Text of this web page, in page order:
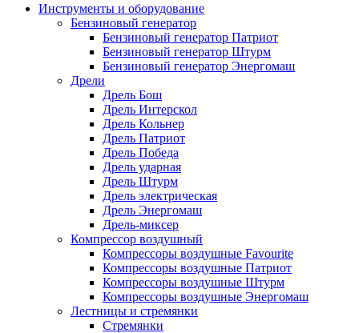
Инструменты и оборудование
Бензиновый генератор
Бензиновый генератор Патриот
Бензиновый генератор Штурм
Бензиновый генератор Энергомаш
Дрели
Дрель Бош
Дрель Интерскол
Дрель Кольнер
Дрель Патриот
Дрель Победа
Дрель ударная
Дрель Штурм
Дрель электрическая
Дрель Энергомаш
Дрель-миксер
Компрессор воздушный
Компрессоры воздушные Favourite
Компрессоры воздушные Патриот
Компрессоры воздушные Штурм
Компрессоры воздушные Энергомаш
Лестницы и стремянки
Стремянки